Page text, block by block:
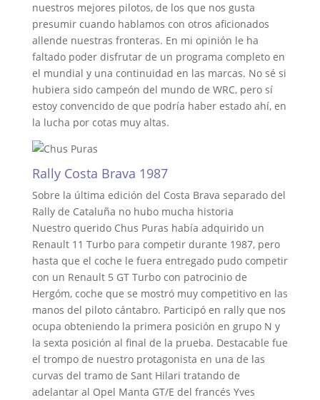
nuestros mejores pilotos, de los que nos gusta
presumir cuando hablamos con otros aficionados
allende nuestras fronteras. En mi opinión le ha
faltado poder disfrutar de un programa completo en
el mundial y una continuidad en las marcas. No sé si
hubiera sido campeón del mundo de WRC, pero sí
estoy convencido de que podría haber estado ahí, en
la lucha por cotas muy altas.
Rally Costa Brava 1987
Sobre la última edición del Costa Brava separado del
Rally de Cataluña no hubo mucha historia
Nuestro querido Chus Puras había adquirido un
Renault 11 Turbo para competir durante 1987, pero
hasta que el coche le fuera entregado pudo competir
con un Renault 5 GT Turbo con patrocinio de
Hergóm, coche que se mostró muy competitivo en las
manos del piloto cántabro. Participó en rally que nos
ocupa obteniendo la primera posición en grupo N y
la sexta posición al final de la prueba. Destacable fue
el trompo de nuestro protagonista en una de las
curvas del tramo de Sant Hilari tratando de
adelantar al Opel Manta GT/E del francés Yves